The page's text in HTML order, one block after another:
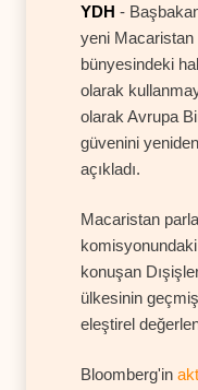
YDH -
yeni Macaristan
bünyesindeki
olarak
olarak Avrupa
güvenini
açıkladı.
Macaristan
konuşan
ülkesinin
eleştirel
Bloomberg'in